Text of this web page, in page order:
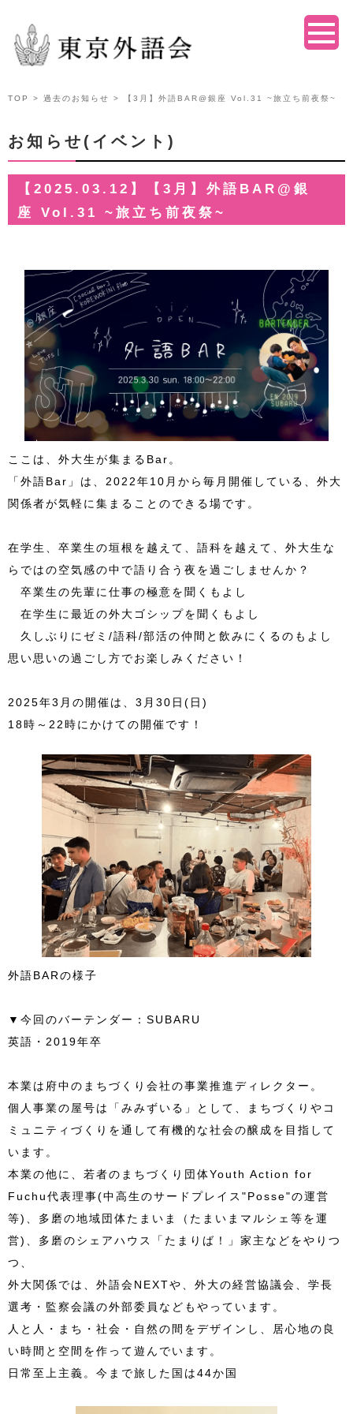
TOP > 過去のお知らせ > 【3月】外語BAR@銀座 Vol.31 ~旅立ち前夜祭~
お知らせ(イベント)
【2025.03.12】【3月】外語BAR@銀
座 Vol.31 ~旅立ち前夜祭~
ここは、外大生が集まるBar。
「外語Bar」は、2022年10月から毎月開催している、外大
関係者が気軽に集まることのできる場です。
在学生、卒業生の垣根を越えて、語科を越えて、外大生な
らではの空気感の中で語り合う夜を過ごしませんか？
卒業生の先輩に仕事の極意を聞くもよし
在学生に最近の外大ゴシップを聞くもよし
久しぶりにゼミ/語科/部活の仲間と飲みにくるのもよし
思い思いの過ごし方でお楽しみください！
2025年3月の開催は、3月30日(日)
18時～22時にかけての開催です！
外語BARの様子
▼今回のバーテンダー：SUBARU
英語・2019年卒
本業は府中のまちづくり会社の事業推進ディレクター。
個人事業の屋号は「みみずいる」として、まちづくりやコ
ミュニティづくりを通して有機的な社会の醸成を目指して
います。
本業の他に、若者のまちづくり団体Youth Action for
Fuchu代表理事(中高生のサードプレイス"Posse"の運営
等)、多磨の地域団体たまいま（たまいまマルシェ等を運
営)、多磨のシェアハウス「たまりば！」家主などをやりつ
つ、
外大関係では、外語会NEXTや、外大の経営協議会、学長
選考・監察会議の外部委員などもやっています。
人と人・まち・社会・自然の間をデザインし、居心地の良
い時間と空間を作って遊んでいます。
日常至上主義。今まで旅した国は44か国